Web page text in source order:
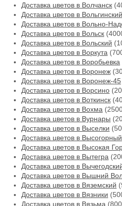
Доставка цветов в Волчанск
Доставка цветов в Вольгинский
Доставка цветов в Вольно-
Доставка цветов в Вольск
Доставка цветов в Вольский
Доставка цветов в Воркута
Доставка цветов в Воробьевка
Доставка цветов в Воронеж
Доставка цветов в Воронеж-45
Доставка цветов в Ворсино
Доставка цветов в Воткинск
Доставка цветов в Вохма
Доставка цветов в Вурнары
Доставка цветов в Выселки
Доставка цветов в Высогорный
Доставка цветов в Высокая
Доставка цветов в Вытегра
Доставка цветов в
Доставка цветов в Вышний
Доставка цветов в Вяземский
Доставка цветов в Вязники
Доставка цветов в Вязьма